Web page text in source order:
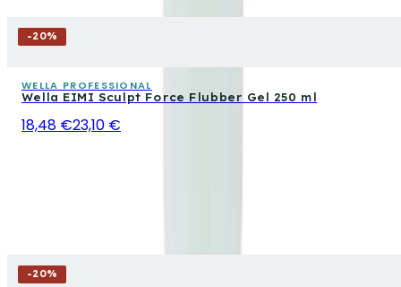
-20%
WELLA PROFESSIONAL
Wella EIMI Sculpt Force Flubber Gel 250 ml
18,48 €23,10 €
-20%